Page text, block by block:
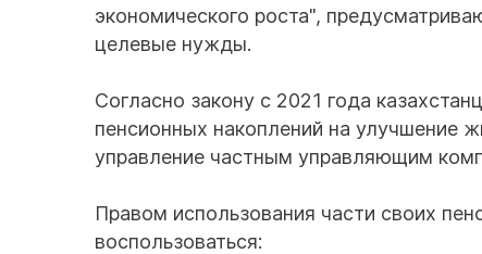
экономического роста",
целевые нужды.
Согласно закону с 2021 года
пенсионных накоплений на улучшение
управление частным управляющим
Правом использования части своих
воспользоваться: